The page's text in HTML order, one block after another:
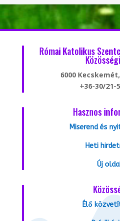
Római Katolikus
6000
+36-30/21-
Hasznos
Miserend és
Heti
Új
Élő